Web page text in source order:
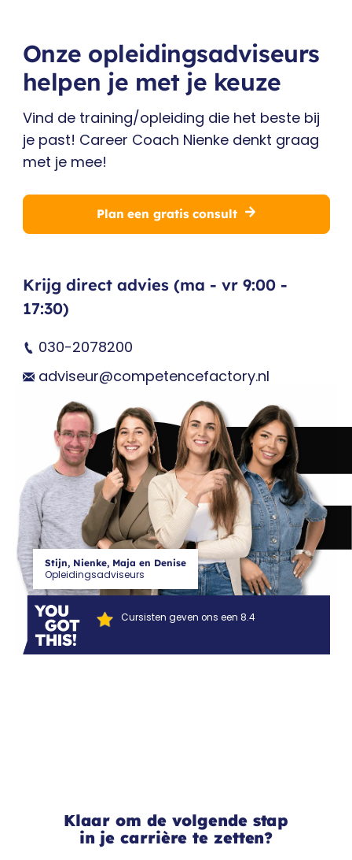
Onze opleidingsadviseurs
helpen je met je keuze
Vind de training/opleiding die het beste bij
je past! Career Coach Nienke denkt graag
met je mee!
Plan een gratis consult
Krijg direct advies (ma - vr 9:00 -
17:30)
030-2078200
adviseur@competencefactory.nl
CF
Stijn, Nienke, Maja en Denise
Opleidingsadviseurs
Cursisten geven ons een 8.4
Klaar om de volgende stap
in je carrière te zetten?